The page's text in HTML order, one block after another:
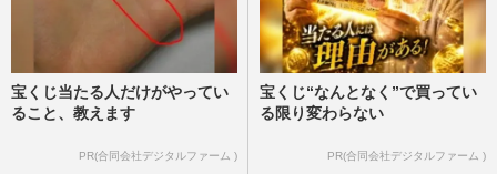
宝くじ当たる人だけがやってい
ること、教えます
PR(合同会社デジタルファーム )
宝くじ“なんとなく”で買ってい
る限り変わらない
PR(合同会社デジタルファーム )